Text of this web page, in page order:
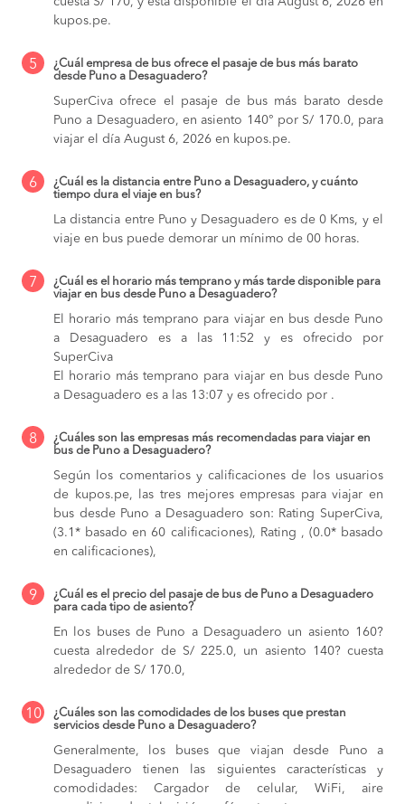
kupos.pe.
5
¿Cuál empresa de bus ofrece el pasaje de bus más barato
desde Puno a Desaguadero?
SuperCiva ofrece el pasaje de bus más barato desde
Puno a Desaguadero, en asiento 140° por S/ 170.0, para
viajar el día August 6, 2026 en kupos.pe.
6
¿Cuál es la distancia entre Puno a Desaguadero, y cuánto
tiempo dura el viaje en bus?
La distancia entre Puno y Desaguadero es de 0 Kms, y el
viaje en bus puede demorar un mínimo de 00 horas.
7
¿Cuál es el horario más temprano y más tarde disponible para
viajar en bus desde Puno a Desaguadero?
El horario más temprano para viajar en bus desde Puno
a Desaguadero es a las 11:52 y es ofrecido por
SuperCiva
El horario más temprano para viajar en bus desde Puno
a Desaguadero es a las 13:07 y es ofrecido por .
8
¿Cuáles son las empresas más recomendadas para viajar en
bus de Puno a Desaguadero?
Según los comentarios y calificaciones de los usuarios
de kupos.pe, las tres mejores empresas para viajar en
bus desde Puno a Desaguadero son: Rating SuperCiva,
(3.1* basado en 60 calificaciones), Rating , (0.0* basado
en calificaciones),
9
¿Cuál es el precio del pasaje de bus de Puno a Desaguadero
para cada tipo de asiento?
En los buses de Puno a Desaguadero un asiento 160?
cuesta alrededor de S/ 225.0, un asiento 140? cuesta
alrededor de S/ 170.0,
10
¿Cuáles son las comodidades de los buses que prestan
servicios desde Puno a Desaguadero?
Generalmente, los buses que viajan desde Puno a
Desaguadero tienen las siguientes características y
comodidades: Cargador de celular, WiFi, aire